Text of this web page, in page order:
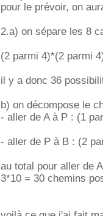
pour le prévoir, on
2.a) on sépare les 8
(2 parmi 4)*(2 parmi
il y a donc 36
b) on décompose le
- aller de A à P : (1
- aller de P à B : (2
au total pour aller de
3*10 = 30 chemins